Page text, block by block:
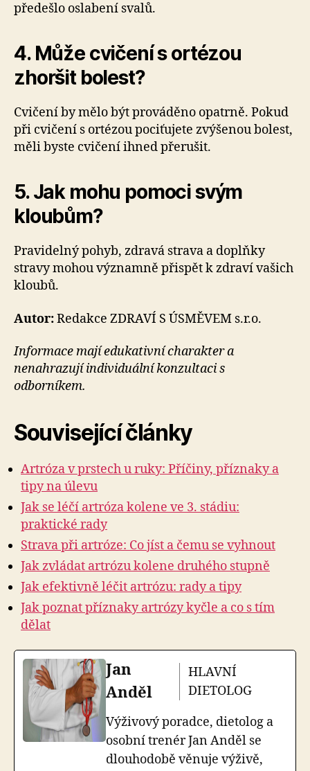
předešlo oslabení svalů.
4. Může cvičení s ortézou
zhoršit bolest?
Cvičení by mělo být prováděno opatrně. Pokud
při cvičení s ortézou pociťujete zvýšenou bolest,
měli byste cvičení ihned přerušit.
5. Jak mohu pomoci svým
kloubům?
Pravidelný pohyb, zdravá strava a doplňky
stravy mohou významně přispět k zdraví vašich
kloubů.
Autor:Redakce ZDRAVÍ S ÚSMĚVEM s.r.o.
Informace mají edukativní charakter a
nenahrazují individuální konzultaci s
odborníkem.
Související články
Artróza v prstech u ruky: Příčiny, příznaky a
tipy na úlevu
Jak se léčí artróza kolene ve 3. stádiu:
praktické rady
Strava při artróze: Co jíst a čemu se vyhnout
Jak zvládat artrózu kolene druhého stupně
Jak efektivně léčit artrózu: rady a tipy
Jak poznat příznaky artrózy kyčle a co s tím
dělat
Jan
Anděl
HLAVNÍ
DIETOLOG
Výživový poradce, dietolog a
osobní trenér Jan Anděl se
dlouhodobě věnuje výživě,